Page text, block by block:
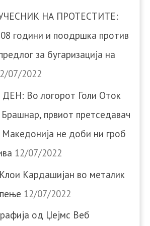
НА ПРОТЕСТИТЕ:
години и поодршка против
за бугаризација на
07/2022
Во логорот Голи Оток
првиот претседавач
не доби ни гроб
12/07/2022
Кардашијан во металик
12/07/2022
од Џејмс Веб